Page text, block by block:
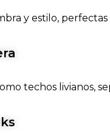
y estilo,
techos livianos,